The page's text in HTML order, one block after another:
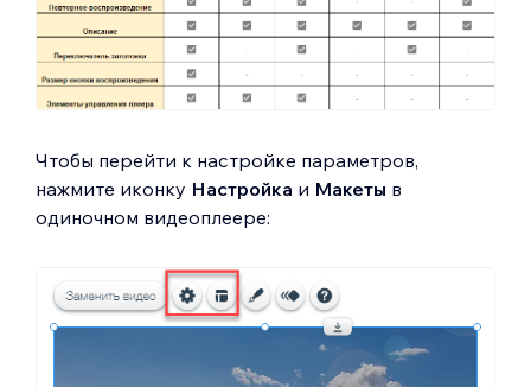
Чтобы перейти к настройке параметров,
нажмите иконку Настройка и Макеты в
одиночном видеоплеере: